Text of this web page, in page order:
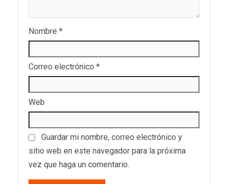
Nombre *
Correo electrónico *
Web
Guardar mi nombre, correo electrónico y
sitio web en este navegador para la próxima
vez que haga un comentario.